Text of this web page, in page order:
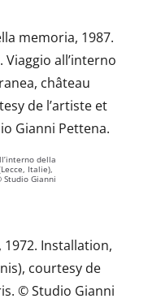
della
Italie),
Gianni